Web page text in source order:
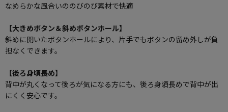
なめらかな風合いののびのび素材で快適
【大きめボタン＆斜めボタンホール】
斜めに開いたボタンホールにより、片手でもボタンの留め外しが負
担なくできます。
【後ろ身頃長め】
背中が丸くなって後ろが気になる方にも、後ろ身頃長めで背中が出
にくく安心です。